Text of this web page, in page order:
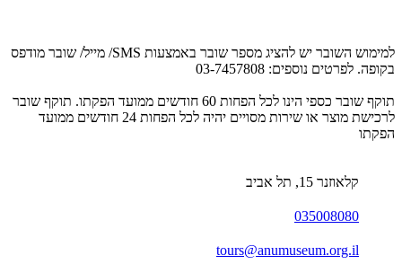
למימוש השובר יש להציג מספר שובר באמצעות SMS/ מייל/ שובר מודפס
בקופה. לפרטים נוספים: 03-7457808
תוקף שובר כספי הינו לכל הפחות 60 חודשים ממועד הפקתו. תוקף שובר
לרכישת מוצר או שירות מסויים יהיה לכל הפחות 24 חודשים ממועד
הפקתו
קלאוזנר 15, תל אביב
035008080
tours@anumuseum.org.il